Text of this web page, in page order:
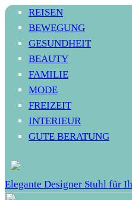
REISEN
BEWEGUNG
GESUNDHEIT
BEAUTY
FAMILIE
MODE
FREIZEIT
INTERIEUR
GUTE BERATUNG
Elegante Designer Stuhl für